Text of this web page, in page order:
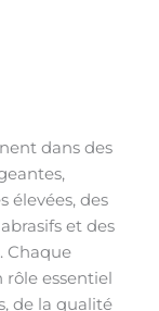
dans des
élevées, des
et des
Chaque
rôle essentiel
de la qualité